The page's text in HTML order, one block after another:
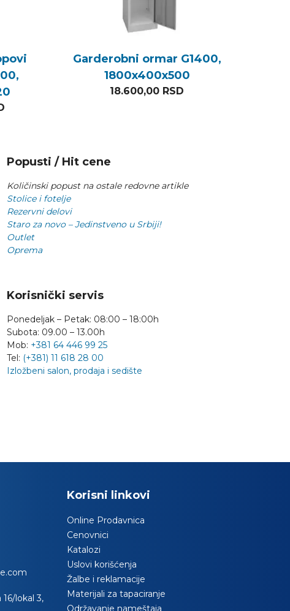
Garderobni ormar G1400,
1800x400x500
18.600,00 RSD
Popusti / Hit cene
Količinski popust na ostale redovne artikle
Stolice i fotelje
Rezervni delovi
Staro za novo – Jedinstveno u Srbiji!
Outlet
Oprema
Korisnički servis
Ponedeljak – Petak: 08:00 – 18:00h
Subota: 09.00 – 13.00h
Mob: +381 64 446 99 25
Tel: (+381) 11 618 28 00
Izložbeni salon, prodaja i sedište
lokal 3,
Korisni linkovi
Online Prodavnica
Cenovnici
Katalozi
Uslovi korišćenja
Žalbe i reklamacije
Materijali za tapaciranje
Održavanje nameštaja